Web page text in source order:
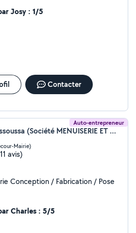
Josy : 1/5
Contacter
Auto-entrepreneur
Katib Messoussa (Société MENUISERIE ET AGENCEMENT FR)
Mairie)
avis)
Société de menuiserie Conception / Fabrication / Pose
Charles : 5/5